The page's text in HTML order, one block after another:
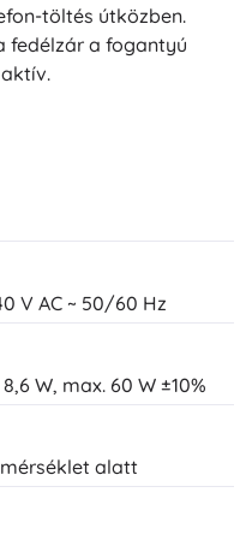
töltés útközben.
fedélzár a fogantyú
V AC ~ 50/60 Hz
W, max. 60 W ±10%
alatt